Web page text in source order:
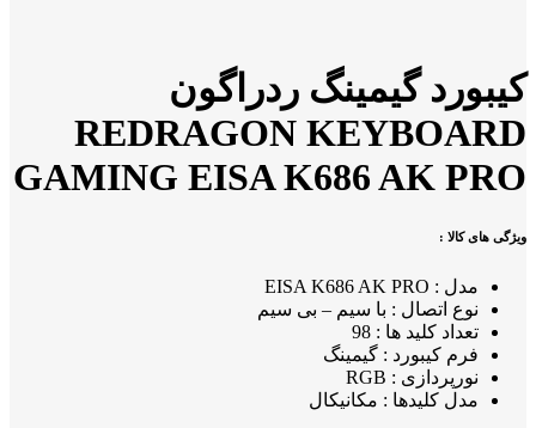
کیبورد گیمینگ ردراگون
REDRAGON KEYBOARD
GAMING EISA K686 AK PRO
ویژگی های کالا :
مدل : EISA K686 AK PRO
نوع اتصال : با سیم – بی سیم
تعداد کلید ها : 98
فرم کیبورد : گیمینگ
نورپردازی : RGB
مدل کلیدها : مکانیکال